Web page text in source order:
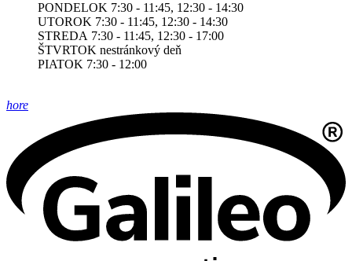
PONDELOK 7:30 - 11:45, 12:30 - 14:30
UTOROK 7:30 - 11:45, 12:30 - 14:30
STREDA 7:30 - 11:45, 12:30 - 17:00
ŠTVRTOK nestránkový deň
PIATOK 7:30 - 12:00
hore